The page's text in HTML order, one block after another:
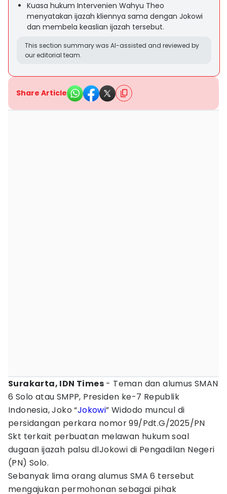
Kuasa hukum Intervenien Wahyu Theo
menyatakan ijazah kliennya sama dengan Jokowi
dan membela keaslian ijazah tersebut.
This section summary was AI-assisted and reviewed by
our editorial team.
Share Article
Surakarta, IDN Times - Teman dan alumus SMAN
6 Solo atau SMPP, Presiden ke-7 Republik
Indonesia, Joko “Jokowi” Widodo muncul di
persidangan perkara nomor 99/Pdt.G/2025/PN
Skt terkait perbuatan melawan hukum soal
dugaan ijazah palsu dlJokowi di Pengadilan Negeri
(PN) Solo.
Sebanyak lima orang alumus SMA 6 tersebut
mengajukan permohonan sebagai pihak